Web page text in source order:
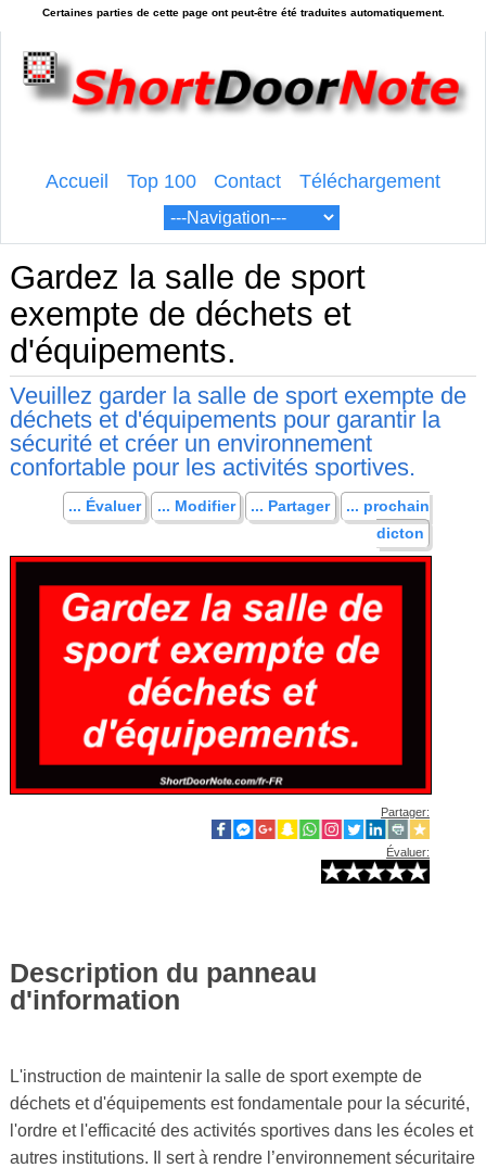
Accueil Top 100 Contact Téléchargement
Gardez la salle de sport
exempte de déchets et
d'équipements.
Veuillez garder la salle de sport exempte de
déchets et d'équipements pour garantir la
sécurité et créer un environnement
confortable pour les activités sportives.
... Évaluer ... Modifier ... Partager
... prochain
dicton
Partager:
Évaluer:
Description du panneau
d'information
L'instruction de maintenir la salle de sport exempte de
déchets et d'équipements est fondamentale pour la sécurité,
l'ordre et l'efficacité des activités sportives dans les écoles et
autres institutions. Il sert à rendre l’environnement sécuritaire